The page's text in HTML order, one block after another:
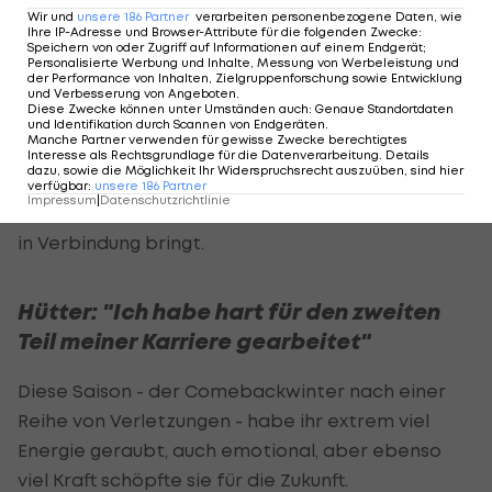
Diese Erinnerung kam zurück, nicht aber jene an
den Sturz, weshalb sie sich diesen angeschaut
habe - auch um das Kopfkino zu beenden.
"Es war ein klarer Fahrfehler, so darf man nicht in
die Kurve fahren, wenn danach ein Sprung ist." Der
Sturz sei damit für sie abgehakt, versicherte sie,
auch weil sie sich nicht mit der stürzenden Person
in Verbindung bringt.
Hütter: "Ich habe hart für den zweiten
Teil meiner Karriere gearbeitet"
Diese Saison - der Comebackwinter nach einer
Reihe von Verletzungen - habe ihr extrem viel
Energie geraubt, auch emotional, aber ebenso
viel Kraft schöpfte sie für die Zukunft.
Wir und unsere 186 Partner verarbeiten personenbezogene Daten, wie
Ihre IP-Adresse und Browser-Attribute für die folgenden Zwecke:
Speichern von oder Zugriff auf Informationen auf einem Endgerät;
Personalisierte Werbung und Inhalte, Messung von Werbeleistung und
der Performance von Inhalten, Zielgruppenforschung sowie Entwicklung
und Verbesserung von Angeboten.
Diese Zwecke können unter Umständen auch: Genaue Standortdaten
und Identifikation durch Scannen von Endgeräten.
Manche Partner verwenden für gewisse Zwecke berechtigtes
Interesse als Rechtsgrundlage für die Datenverarbeitung. Details
dazu, sowie die Möglichkeit Ihr Widerspruchsrecht auszuüben, sind hier
verfügbar: unsere 186 Partner
Impressum Datenschutzrichtlinie